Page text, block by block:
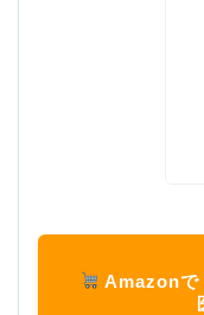
Amazonで